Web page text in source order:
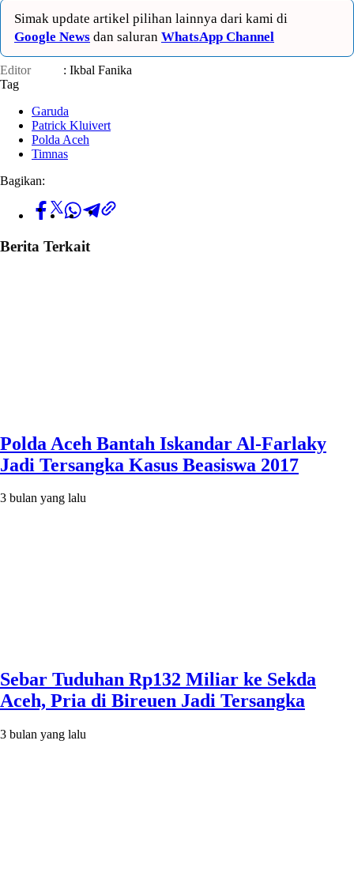
Simak update artikel pilihan lainnya dari kami di
Google News dan saluran WhatsApp Channel
Editor
: Ikbal Fanika
Tag
Garuda
Patrick Kluivert
Polda Aceh
Timnas
Bagikan:
Berita Terkait
Polda Aceh Bantah Iskandar Al-Farlaky
Jadi Tersangka Kasus Beasiswa 2017
3 bulan yang lalu
Sebar Tuduhan Rp132 Miliar ke Sekda
Aceh, Pria di Bireuen Jadi Tersangka
3 bulan yang lalu